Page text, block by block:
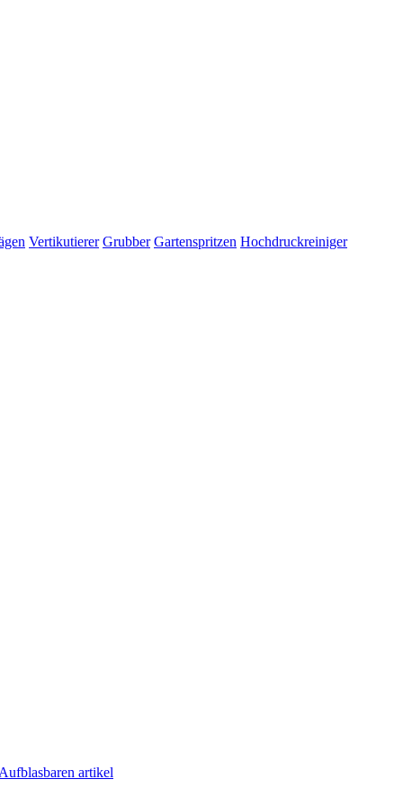
Vertikutierer Grubber Gartenspritzen Hochdruckreiniger
Aufblasbaren artikel